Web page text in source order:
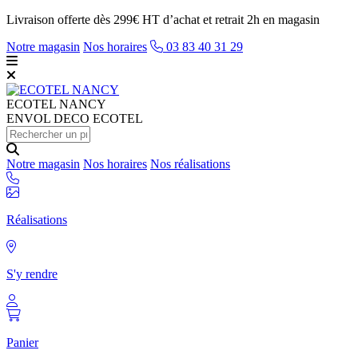
Livraison offerte dès 299€ HT d’achat et retrait 2h en magasin
Notre magasin Nos horaires 03 83 40 31 29
ECOTEL NANCY
ENVOL DECO ECOTEL
Notre magasin Nos horaires Nos réalisations
Réalisations
S'y rendre
Panier